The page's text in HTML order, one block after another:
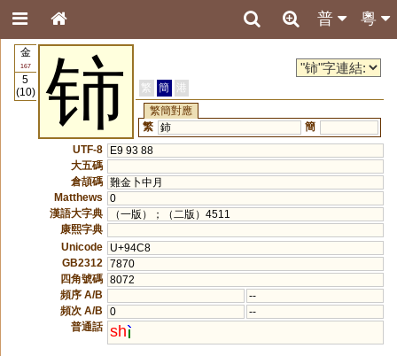
粵
普
金
167
5
(10)
铈 繁 簡
港
繁簡對應
繁 鈰
簡
UTF-8
E9 93 88
大五碼
倉頡碼 難金卜中月
Matthews
0
漢語大字典
（一版）；（二版）4511
康熙字典
Unicode
U+94C8
GB2312
7870
四角號碼 8072
頻序 A/B
--
頻次 A/B
0
--
普通話 sh